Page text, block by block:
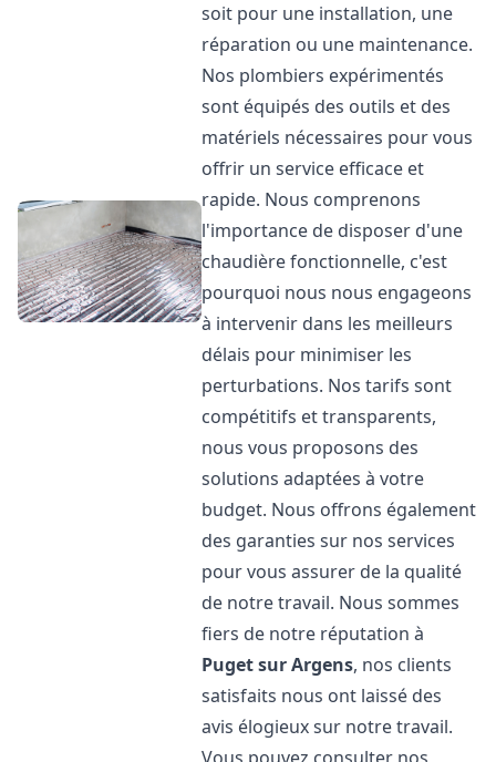
soit pour une installation, une
réparation ou une maintenance.
Nos plombiers expérimentés
sont équipés des outils et des
matériels nécessaires pour vous
offrir un service efficace et
rapide. Nous comprenons
l'importance de disposer d'une
chaudière fonctionnelle, c'est
pourquoi nous nous engageons
à intervenir dans les meilleurs
délais pour minimiser les
perturbations. Nos tarifs sont
compétitifs et transparents,
nous vous proposons des
solutions adaptées à votre
budget. Nous offrons également
des garanties sur nos services
pour vous assurer de la qualité
de notre travail. Nous sommes
fiers de notre réputation à
Puget sur Argens, nos clients
satisfaits nous ont laissé des
avis élogieux sur notre travail.